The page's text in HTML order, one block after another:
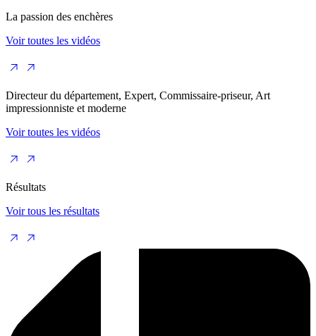
La passion des enchères
Voir toutes les vidéos
Directeur du département, Expert, Commissaire-priseur, Art
impressionniste et moderne
Voir toutes les vidéos
Résultats
Voir tous les résultats